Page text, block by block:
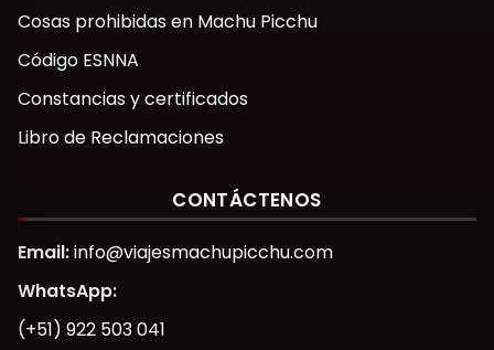
Cosas prohibidas en Machu Picchu
Código ESNNA
Constancias y certificados
Libro de Reclamaciones
CONTÁCTENOS
Email:info@viajesmachupicchu.com
WhatsApp:
(+51) 922 503 041